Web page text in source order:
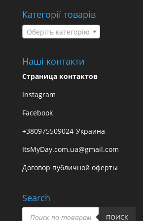
Категорії товарів
Оберіть категорію
Наші контакти
Страница контактов
Instagram
Facebook
+380975509024-Украина
ItsMyDay.com.ua@gmail.com
Договор публичной оферты
Search
Пошук
товарів ПОИСК